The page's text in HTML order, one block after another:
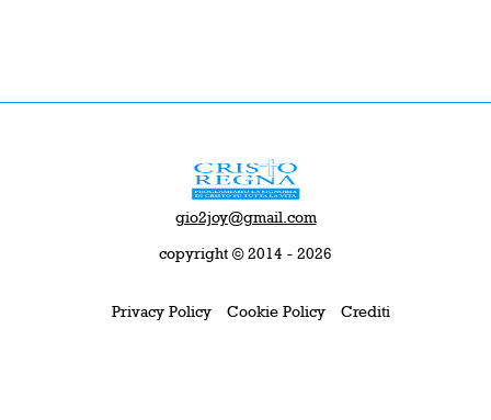
gio2joy@gmail.com
copyright © 2014 - 2026
Privacy Policy Cookie Policy Crediti